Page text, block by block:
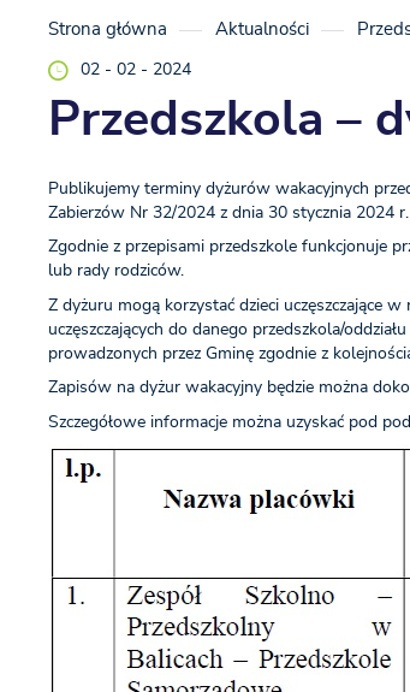
Strona główna Aktualności
02 - 02 - 2024
Przedszkola –
Publikujemy terminy dyżurów wakacyjnych
Zabierzów Nr 32/2024 z dnia 30 stycznia 2024 r.
Zgodnie z przepisami przedszkole funkcjonuje
lub rady rodziców.
Z dyżuru mogą korzystać dzieci uczęszczające
uczęszczających do danego przedszkola/
prowadzonych przez Gminę zgodnie z
Zapisów na dyżur wakacyjny będzie można
Szczegółowe informacje można uzyskać pod